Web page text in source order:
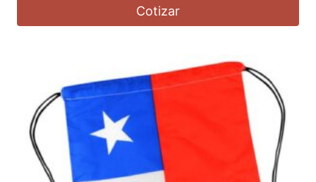
Cotizar